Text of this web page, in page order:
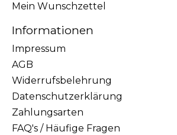
Mein Wunschzettel
Informationen
Impressum
AGB
Widerrufsbelehrung
Datenschutzerklärung
Zahlungsarten
FAQ's / Häufige Fragen